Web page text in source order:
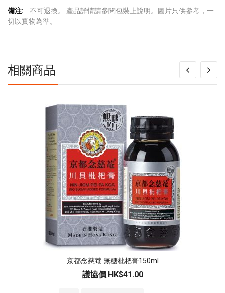
更
多
不可退換。 產品詳情請參閱包裝上說明。圖片只供參考，一
切以實物為準。
相關商品
京都念慈菴 無糖枇杷膏150ml
護協價 HK$41.00